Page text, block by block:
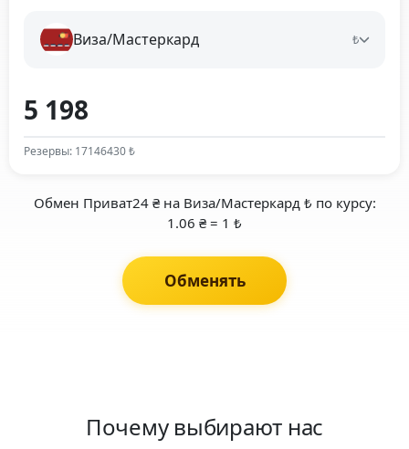
Виза/Мастеркард ₺
Резервы: 17146430 ₺
Обмен Приват24 ₴ на Виза/Мастеркард ₺ по курсу:
1.06 ₴ = 1 ₺
Обменять
Почему выбирают нас